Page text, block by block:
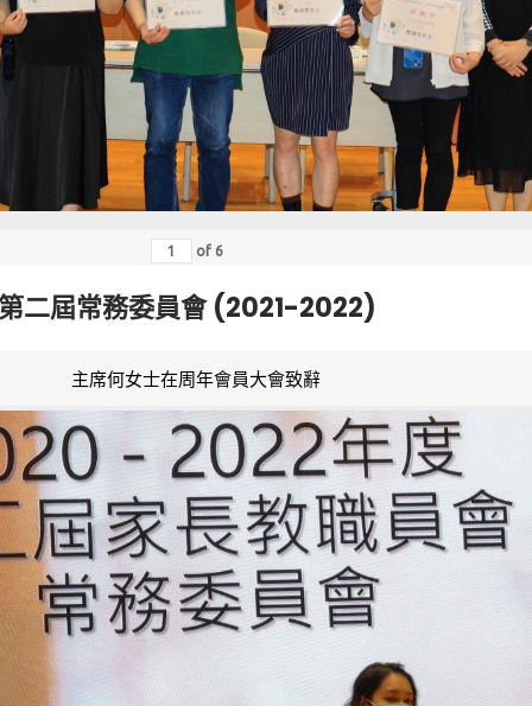
of 6
二屆常務委員會 (2021-2022)
主席何女士在周年會員大會致辭